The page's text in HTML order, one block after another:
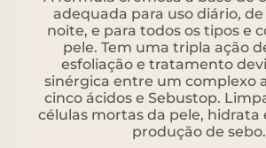
adequada para uso diário,
noite, e para todos os tipos e
pele. Tem uma tripla ação
esfoliação e tratamento
sinérgica entre um complexo
cinco ácidos e Sebustop.
células mortas da pele, hidrata
produção de sebo.